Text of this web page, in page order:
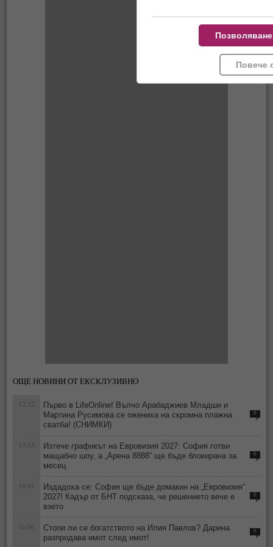
ОЩЕ НОВИНИ ОТ ЕКСКЛУЗИВНО
12:32
Първо в LifeOnline! Вълчо Арабаджиев Младши и
Мартина Русимова сe oжениха на скромна плажна
сватба! (СНИМКИ)
0
13:15
Изтече графикът на Евровизия 2027: София готви
мащабно шоу, а „Арена 8888“ ще бъде блокирана за
месец
0
16:01
Издадоха се: София ще бъде домакин на „Евровизия“
2027! Кадър от БНТ подсказа, че решението вече е
взето
0
16:06
Стопи ли се богатството на Илия Павлов? Дарина
разпродава имот след имот!
0
Повече